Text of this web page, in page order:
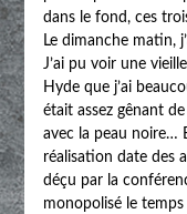
dans le fond, ces
Le dimanche matin,
J’ai pu voir une
Hyde que j’ai
était assez gênant
avec la peau noire…
réalisation date des
déçu par la
monopolisé le